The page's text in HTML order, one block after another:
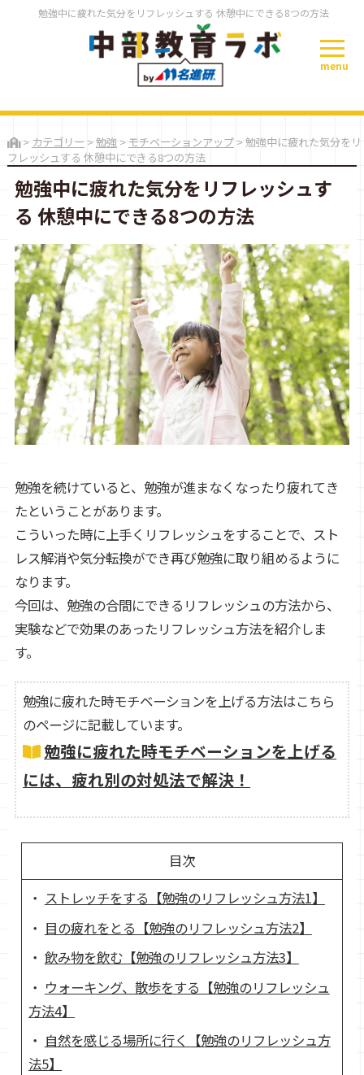
勉強中に疲れた気分をリフレッシュする 休憩中にできる8つの方法
menu
> カテゴリー >勉強> モチベーションアップ>勉強中に疲れた気分をリ
フレッシュする 休憩中にできる8つの方法
勉強中に疲れた気分をリフレッシュす
る 休憩中にできる8つの方法
勉強を続けていると、勉強が進まなくなったり疲れてき
たということがあります。
こういった時に上手くリフレッシュをすることで、スト
レス解消や気分転換ができ再び勉強に取り組めるように
なります。
今回は、勉強の合間にできるリフレッシュの方法から、
実験などで効果のあったリフレッシュ方法を紹介しま
す。
勉強に疲れた時モチベーションを上げる方法はこちら
のページに記載しています。
勉強に疲れた時モチベーションを上げる
には、疲れ別の対処法で解決！
目次
ストレッチをする【勉強のリフレッシュ方法1】
目の疲れをとる【勉強のリフレッシュ方法2】
飲み物を飲む【勉強のリフレッシュ方法3】
ウォーキング、散歩をする【勉強のリフレッシュ
方法4】
自然を感じる場所に行く【勉強のリフレッシュ方
法5】